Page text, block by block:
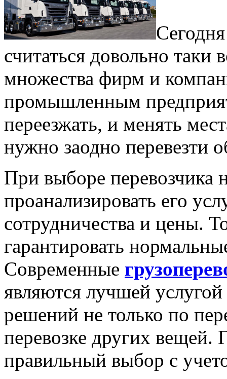
считаться довольно таки
множества фирм и
промышленным
переезжать, и менять
нужно заодно перевезти
При выборе перевозчика
проанализировать его
сотрудничества и цены.
гарантировать
Современные
являются лучшей
решений не только по
перевозке других вещей.
правильный выбор с